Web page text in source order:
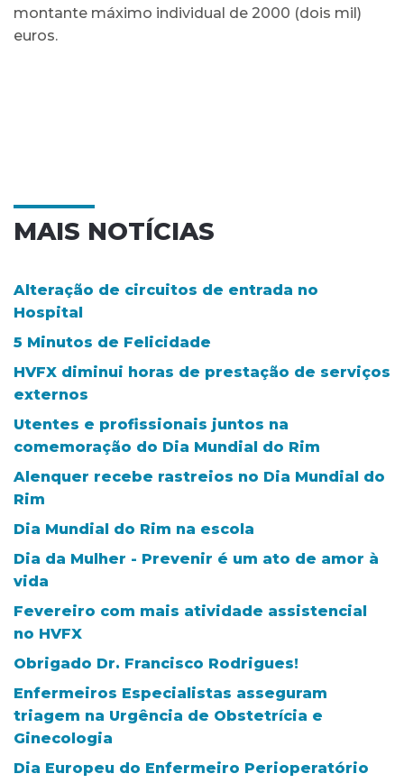
montante máximo individual de 2000 (dois mil)
euros.
MAIS NOTÍCIAS
Alteração de circuitos de entrada no
Hospital
5 Minutos de Felicidade
HVFX diminui horas de prestação de serviços
externos
Utentes e profissionais juntos na
comemoração do Dia Mundial do Rim
Alenquer recebe rastreios no Dia Mundial do
Rim
Dia Mundial do Rim na escola
Dia da Mulher - Prevenir é um ato de amor à
vida
Fevereiro com mais atividade assistencial
no HVFX
Obrigado Dr. Francisco Rodrigues!
Enfermeiros Especialistas asseguram
triagem na Urgência de Obstetrícia e
Ginecologia
Dia Europeu do Enfermeiro Perioperatório